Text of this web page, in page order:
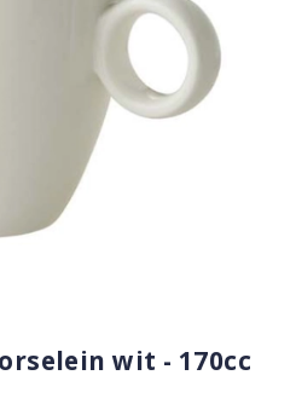
wit - 170cc